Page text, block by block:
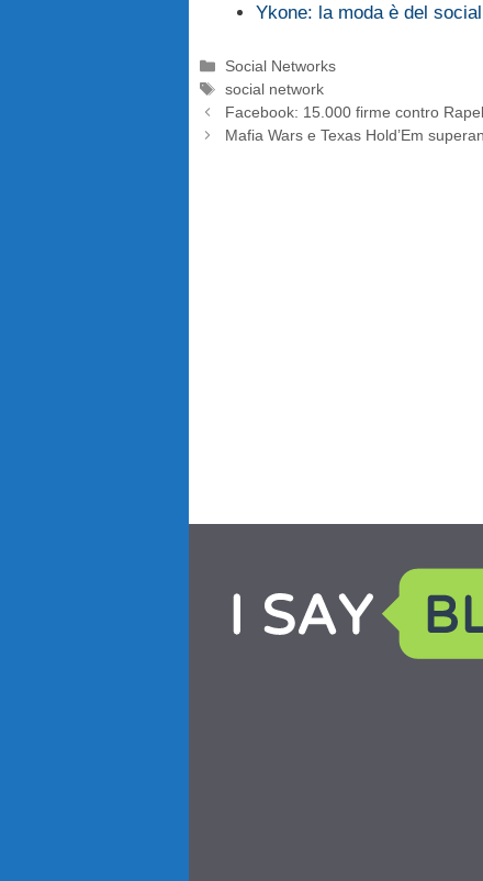
Ykone: la moda è del
Categorie
Social Networks
Tag
social network
Facebook: 15.000 firme contro
Mafia Wars e Texas Hold’Em